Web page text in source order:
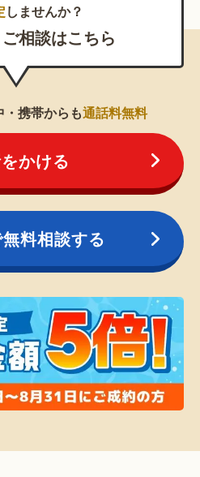
しませんか？
相談はこちら
携帯からも通話料無料
かける
料相談する